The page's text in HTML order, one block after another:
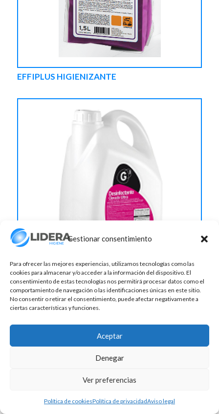
Gestionar consentimiento
Para ofrecer las mejores experiencias, utilizamos tecnologías como las
cookies para almacenar y/o acceder a la información del dispositivo. El
consentimiento de estas tecnologías nos permitirá procesar datos como el
comportamiento de navegación o las identificaciones únicas en este sitio.
No consentir o retirar el consentimiento, puede afectar negativamente a
ciertas características y funciones.
Aceptar
Denegar
Ver preferencias
Política de cookiesPolítica de privacidadAviso legal
EFFIPLUS HIGIENIZANTE
G3 DESINFECTANTE CLORADO ULTRA 4X5L